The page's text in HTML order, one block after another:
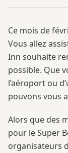
Ce mois de
Vous allez
Inn souhaite
possible. Que
l’aéroport ou
pouvons vous
Alors que des
pour le Super
organisateurs